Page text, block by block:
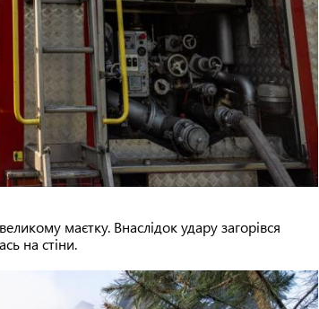
маєтку. Внаслідок удару загорівся
на стіни.